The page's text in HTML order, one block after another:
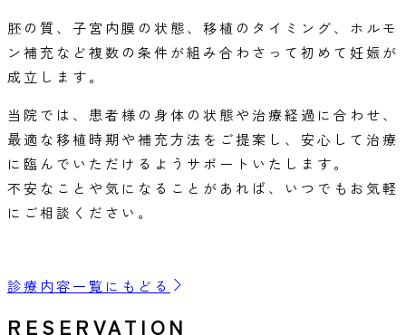
胚の質、子宮内膜の状態、移植のタイミング、ホルモ
ン補充など複数の条件が組み合わさって初めて妊娠が
成立します。
当院では、患者様の身体の状態や治療経過に合わせ、
最適な移植時期や補充方法をご提案し、安心して治療
に臨んでいただけるようサポートいたします。
不安なことや気になることがあれば、いつでもお気軽
にご相談ください。
診療内容一覧にもどる
RESERVATION